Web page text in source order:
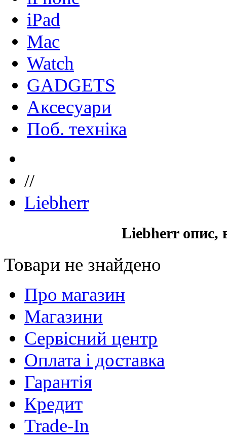
iPad
Mac
Watch
GADGETS
Аксесуари
Поб. техніка
//
Liebherr
Liebherr опис,
Товари не знайдено
Про магазин
Магазини
Сервісний центр
Оплата і доставка
Гарантія
Кредит
Trade-In